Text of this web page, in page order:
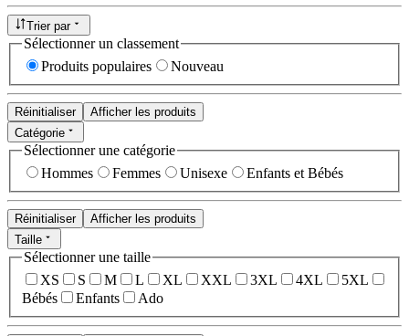
Trier par
Sélectionner un classement
Produits populaires
Nouveau
Réinitialiser
Afficher les produits
Catégorie
Sélectionner une catégorie
Hommes
Femmes Unisexe Enfants et Bébés
Réinitialiser
Afficher les produits
Taille
Sélectionner une taille
XS
S M L XL XXL 3XL 4XL
5XL
Bébés
Enfants Ado